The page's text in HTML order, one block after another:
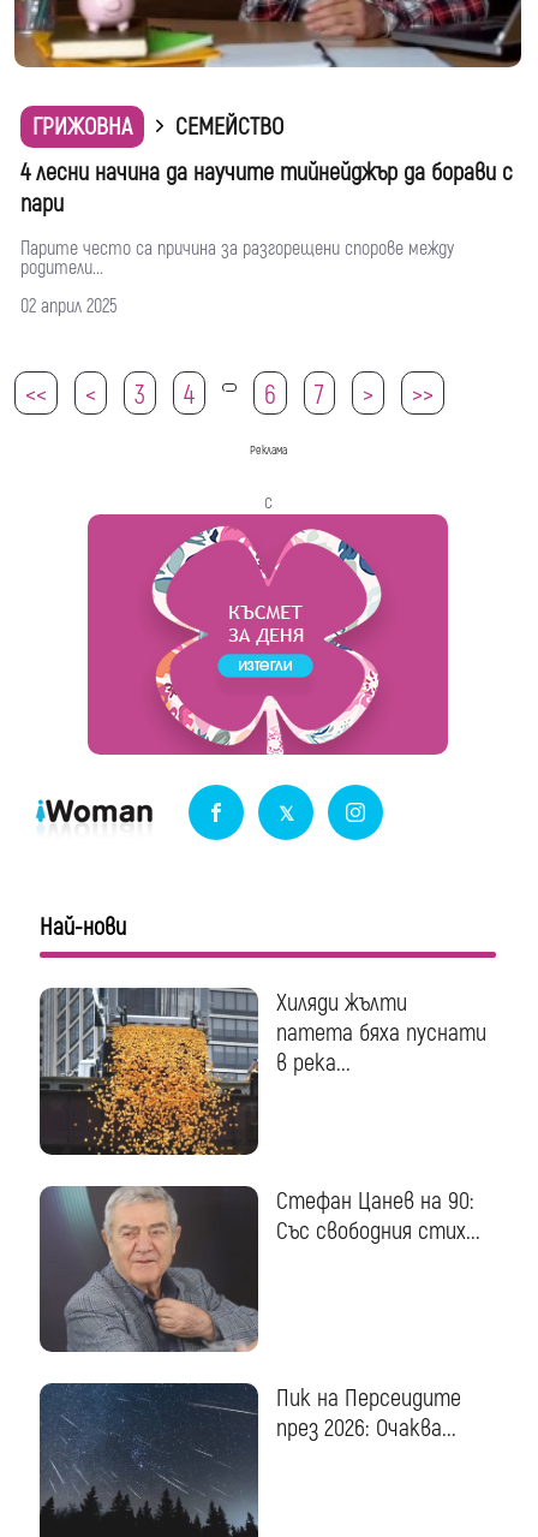
ГРИЖОВНА
СЕМЕЙСТВО
4 лесни начина да научите тийнейджър да борави с
пари
Парите често са причина за разгорещени спорове между
родители...
02 април 2025
<< < 3 4 5 6 7 > >>
Реклама
с
Най-нови
Хиляди жълти
патета бяха пуснати
в река...
Стефан Цанев на 90:
Със свободния стих...
Пик на Персеидите
през 2026: Очаква...